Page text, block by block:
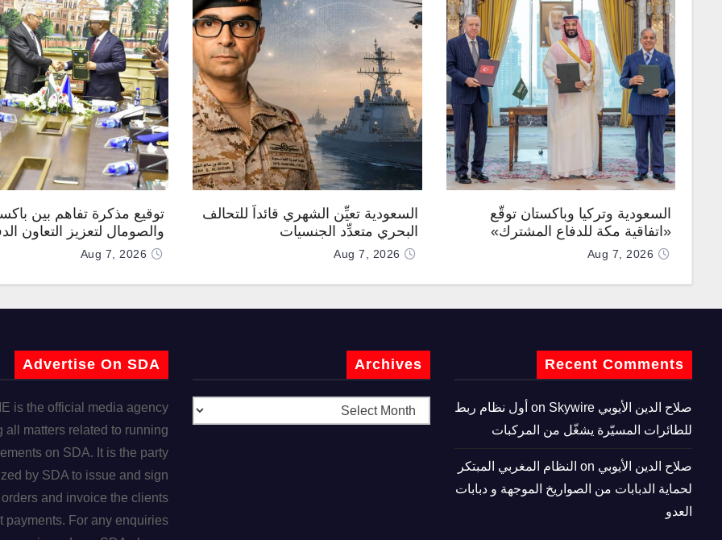
السعودية وتركيا وباكستان توقّع
«اتفاقية مكة للدفاع المشترك»
Aug 7, 2026
السعودية تعيِّن الشهري قائداً للتحالف
البحري متعدِّد الجنسيات
Aug 7, 2026
توقيع مذكرة تفاهم بين
والصومال لتعزيز التعاون
Aug 7, 2026
Recent Comments
صلاح الدين الأيوبي
Skywire أول نظام ربط
للطائرات المسيّرة يشغّل من المركبات
صلاح الدين الأيوبي
النظام المغربي المبتكر
لحماية الدبابات من الصواريخ الموجهة و دبابات
العدو
Archives
Advertise On SDA
is the official media agency
all matters related to running
on SDA. It is the party
by SDA to issue and sign
and invoice the clients
payments. For any enquiries